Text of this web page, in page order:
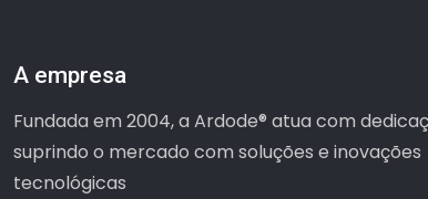
A empresa
Fundada em 2004, a Ardode® atua com
suprindo o mercado com soluções e inovações
tecnológicas